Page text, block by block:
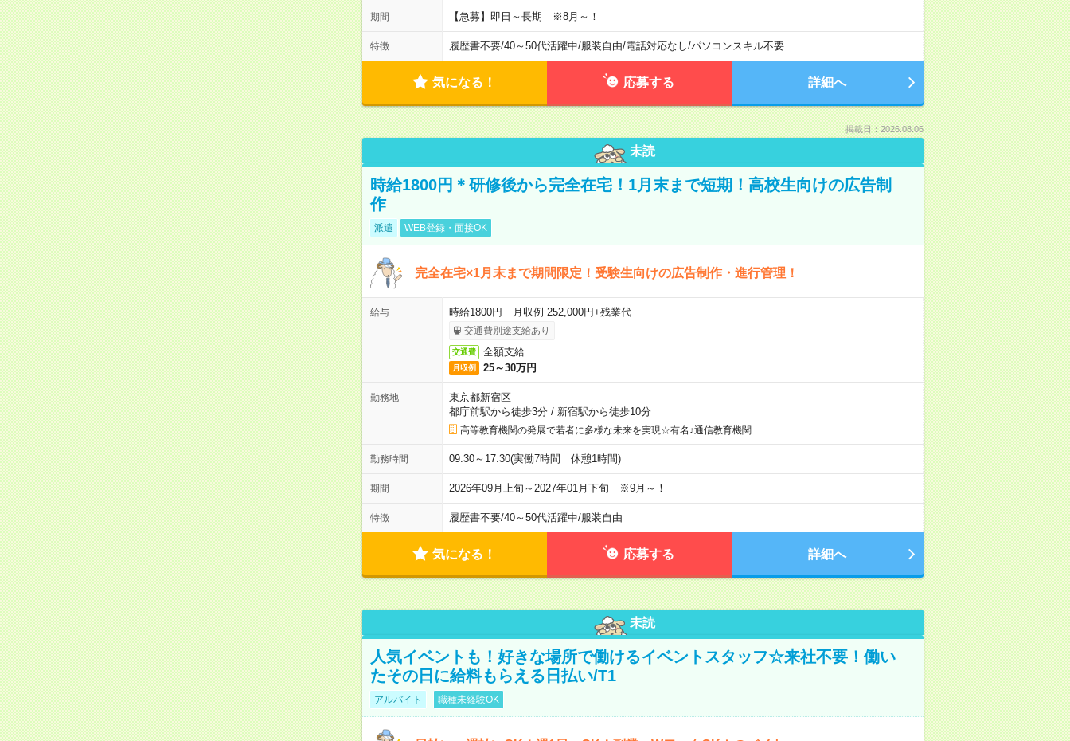
期間 【急募】即日～長期 ※8月～！
特徴 履歴書不要/40～50代活躍中/服装自由/電話対応なし/パソコンスキル不要
気になる！ 応募する 詳細へ
掲載日：2026.08.06
未読
時給1800円＊研修後から完全在宅！1月末まで短期！高校生向けの広告制
作
派遣 WEB登録・面接OK
完全在宅×1月末まで期間限定！受験生向けの広告制作・進行管理！
給与 時給1800円 月収例 252,000円+残業代
交通費別途支給あり
交通費 全額支給
月収例 25～30万円
勤務地
東京都新宿区
都庁前駅から徒歩3分/ 新宿駅から徒歩10分
高等教育機関の発展で若者に多様な未来を実現☆有名♪通信教育機関
勤務時間 09:30～17:30(実働7時間 休憩1時間)
期間 2026年09月上旬～2027年01月下旬 ※9月～！
特徴 履歴書不要/40～50代活躍中/服装自由
気になる！ 応募する 詳細へ
未読
人気イベントも！好きな場所で働けるイベントスタッフ☆来社不要！働い
たその日に給料もらえる日払い/T1
アルバイト 職種未経験OK